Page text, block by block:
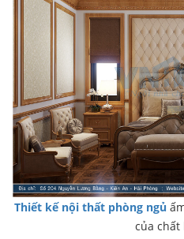
Thiết kế nội thất phòng ngủ
của chất